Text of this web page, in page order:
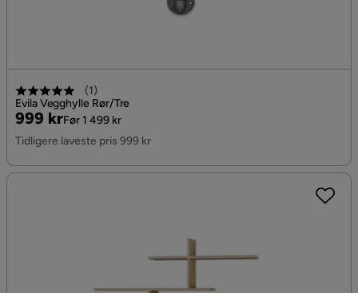
(1)
Evila Vegghylle Rør/Tre
Pris
999 kr
Original
Pris
Før 1 499 kr
Tidligere laveste pris 999 kr